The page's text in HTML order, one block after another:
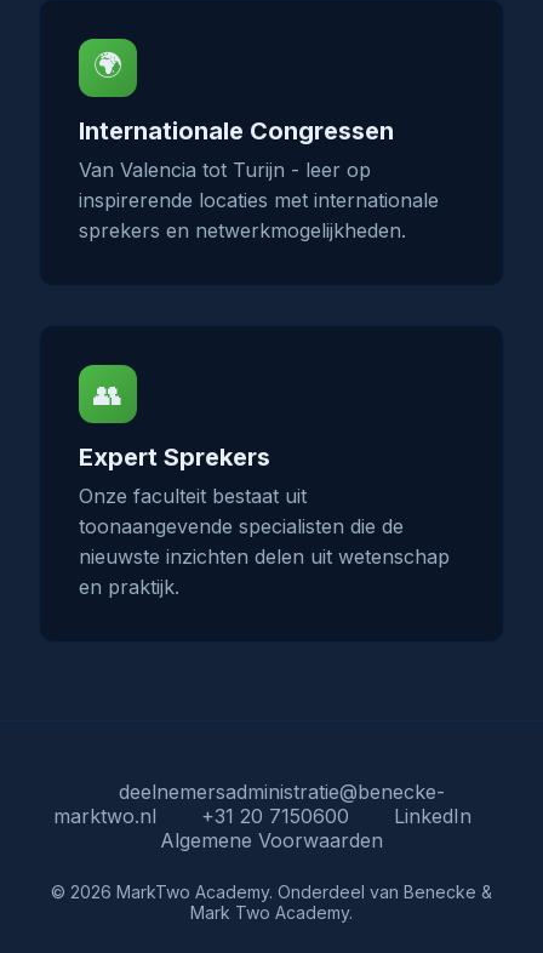
🌍
Internationale Congressen
Van Valencia tot Turijn - leer op
inspirerende locaties met internationale
sprekers en netwerkmogelijkheden.
👥
Expert Sprekers
Onze faculteit bestaat uit
toonaangevende specialisten die de
nieuwste inzichten delen uit wetenschap
en praktijk.
deelnemersadministratie@benecke-
marktwo.nl
+31 20 7150600
LinkedIn
Algemene Voorwaarden
© 2026 MarkTwo Academy. Onderdeel van Benecke &
Mark Two Academy.